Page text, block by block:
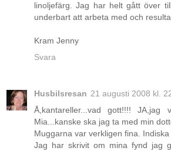
linoljefärg. Jag har helt gått över
underbart att arbeta med och
Kram Jenny
Svara
Husbilsresan 21 augusti 2008 kl.
Å,kantareller...vad gott!!!! JA,jag
Mia...kanske ska jag ta med min
Muggarna var verkligen fina.
Jag har skrivit om mina fynd jag